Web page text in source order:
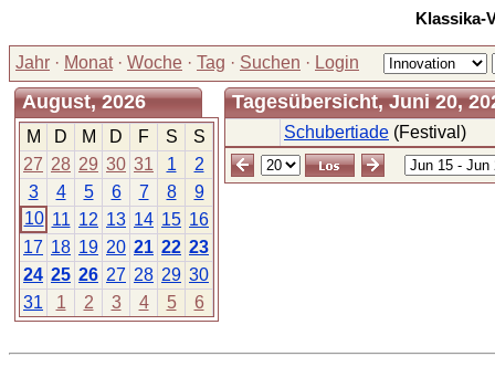
Klassika-
Jahr · Monat· Woche · Tag · Suchen · Login
August, 2026
M D M D F S
S
27 28 29 30 31 1
2
3
4 5 6 7 8
9
10 11 12 13 14 15 16
17 18 19 20 21 22 23
24 25 26 27 28 29 30
31
1 2 3 4 5 6
Tagesübersicht, Juni 20,
Schubertiade (Festival)